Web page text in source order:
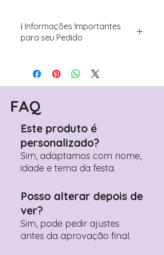
ℹ️ Informações Importantes
para seu Pedido
Avance para a página de checkout
(próximo passo após o carrinho)
Encontre o campo de "Notas do
Pedido"
Adicione ali todos os detalhes de
Prefere fazer seu pedido pelo
WhatsApp? Clique aqui para nos
contactar: +351 960 119 353
FAQ
Este produto é
personalizado?
Sim, adaptamos com nome,
idade e tema da festa.
Posso alterar depois de
ver?
Sim, pode pedir ajustes
antes da aprovação final.